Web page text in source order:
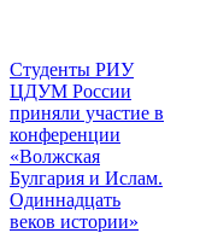
Студенты РИУ
ЦДУМ России
приняли участие в
конференции
«Волжская
Булгария и Ислам.
Одиннадцать
веков истории»